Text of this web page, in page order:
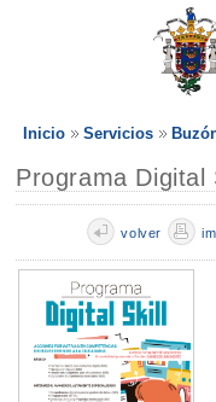
Inicio Servicios
Programa Digital
volver